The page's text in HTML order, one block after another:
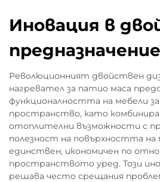
Иновация в
предназначение
Революционният двойствен
нагревател за патио маса
функционалността на мебели
пространство, като
отоплителни възможности с
полезност на повърхността на
единствен, икономичен по
пространството уред. Този
решава често срещания